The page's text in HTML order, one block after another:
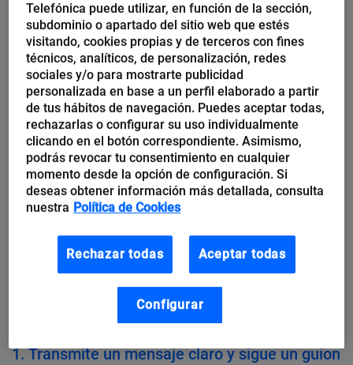
¿Sabes cómo interpreta la audiencia los mensajes de
los directos? Un 55 % de la interpretación del mensaje
está determinado por la comunicación no verbal
(lenguaje corporal y expresión facial). Y un 38 %
dependerá de la voz del emisor (tono, volumen,
calidad, emisión).
Por eso,cobra importancia no tu mensaje en sí, sino
cómo lo dices.
Estos son algunos consejos para que tu
comunicación sea más efectiva en las redes sociales
y puedas salir ante las cámaras con más seguridad
1. Transmite un mensaje claro y sigue un guion
Telefónica puede utilizar, en función de la sección,
subdominio o apartado del sitio web que estés
visitando, cookies propias y de terceros con fines
técnicos, analíticos, de personalización, redes
sociales y/o para mostrarte publicidad
personalizada en base a un perfil elaborado a partir
de tus hábitos de navegación. Puedes aceptar todas,
rechazarlas o configurar su uso individualmente
clicando en el botón correspondiente. Asimismo,
podrás revocar tu consentimiento en cualquier
momento desde la opción de configuración. Si
deseas obtener información más detallada, consulta
nuestra Política de Cookies
Rechazar todas Aceptar todas
Configurar